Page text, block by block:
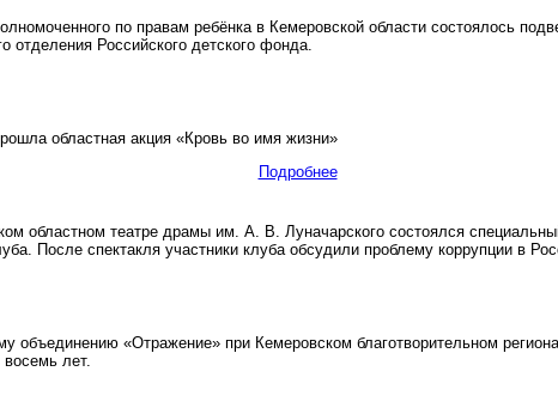
по правам ребёнка в Кемеровской области состоялось
отделения Российского детского фонда.
областная акция «Кровь во имя жизни»
Подробнее
областном театре драмы им. А. В. Луначарского состоялся
После спектакля участники клуба обсудили проблему коррупции в
объединению «Отражение» при Кемеровском благотворительном
лет.